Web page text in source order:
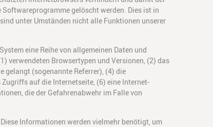
gelöscht werden. Dies ist in
unter Umständen nicht alle Funktionen unserer
eine Reihe von allgemeinen Daten und
verwendeten Browsertypen und Versionen, (2) das
gelangt (sogenannte Referrer), (4) die
auf die Internetseite, (6) eine Internet-
die der Gefahrenabwehr im Falle von
Informationen werden vielmehr benötigt, um